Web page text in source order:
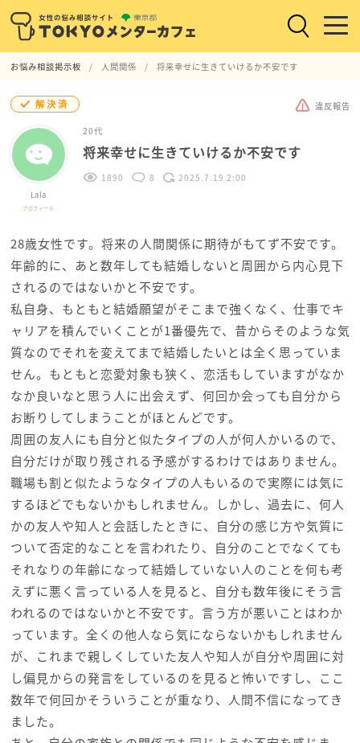
お悩み相談掲示板 人間関係 将来幸せに生きていけるか不安です
解決済 違反報告
Lala
プロフィール
20代
将来幸せに生きていけるか不安です
1890 8 2025.7.19 2:00
28歳女性です。将来の人間関係に期待がもてず不安です。
年齢的に、あと数年しても結婚しないと周囲から内心見下
されるのではないかと不安です。
私自身、もともと結婚願望がそこまで強くなく、仕事でキ
ャリアを積んでいくことが1番優先で、昔からそのような気
質なのでそれを変えてまで結婚したいとは全く思っていま
せん。もともと恋愛対象も狭く、恋活もしていますがなか
なか良いなと思う人に出会えず、何回か会っても自分から
お断りしてしまうことがほとんどです。
周囲の友人にも自分と似たタイプの人が何人かいるので、
自分だけが取り残される予感がするわけではありません。
職場も割と似たようなタイプの人もいるので実際には気に
するほどでもないかもしれません。しかし、過去に、何人
かの友人や知人と会話したときに、自分の感じ方や気質に
ついて否定的なことを言われたり、自分のことでなくても
それなりの年齢になって結婚していない人のことを何も考
えずに悪く言っている人を見ると、自分も数年後にそう言
われるのではないかと不安です。言う方が悪いことはわか
っています。全くの他人なら気にならないかもしれません
が、これまで親しくしていた友人や知人が自分や周囲に対
し偏見からの発言をしているのを見ると怖いですし、ここ
数年で何回かそういうことが重なり、人間不信になってき
ました。